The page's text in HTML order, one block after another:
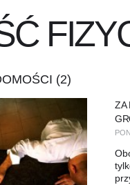
(2)
ZA